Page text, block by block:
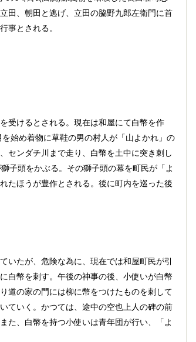
田、朝田と逃げ、立田の脇野九郎左衛門に首
事とされる。
受けるとされる。現在は和屋にて白幣を作
始め着物に草鞋の男の村人が「山よかれ」の
センダチ川まで走り、白幣を土中に突き刺し
子頭をかぶる。その獅子頭の幕を町民が「よ
たほうが豊作とされる。後に町内を巡った後
たが、危険な為に、現在では和屋町民が引
白幣を刺す。午後の神事の後、小使いが白幣
道の家の門には柳に幣をつけたものを刺して
ていく。かつては、途中の空也上人の碑の前
た、白幣を持つ小使いは青年団が行い、「よ